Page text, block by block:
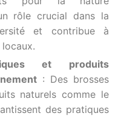
rôle crucial dans la
et contribue à
et produits
: Des brosses
naturels comme le
des pratiques